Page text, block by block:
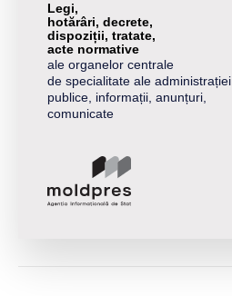
Legi,
hotărâri, decrete,
dispoziții, tratate,
acte normative
ale organelor centrale
de specialitate ale administrației
publice, informații, anunțuri,
comunicate